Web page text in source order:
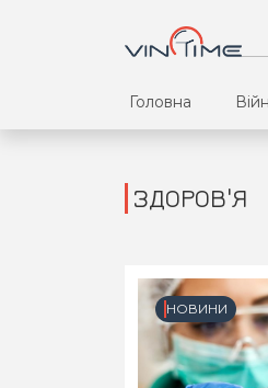
Головна
ЗДОРОВ'Я
НОВИНИ